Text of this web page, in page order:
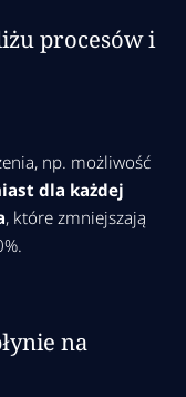
po krokU
i
procesów i
np. możliwość
dla każdej
, które zmniejszają
na